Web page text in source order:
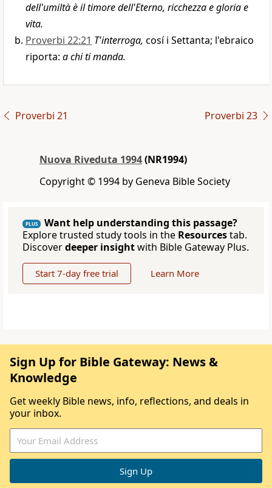
dell'umiltà è il timore dell'Eterno, ricchezza e gloria e
vita.
Proverbi 22:21 T'interroga, cosí i Settanta; l'ebraico
riporta: a chi ti manda.
Proverbi 21 Proverbi 23
Nuova Riveduta 1994(NR1994)
Copyright © 1994 by Geneva Bible Society
PLUS
Want help understanding this passage?
Explore trusted study tools in the Resourcestab.
Discoverdeeper insightwith Bible Gateway Plus.
Start 7-day free trial Learn More
Sign Up for Bible Gateway: News &
Knowledge
Get weekly Bible news, info, reflections, and deals in
your inbox.